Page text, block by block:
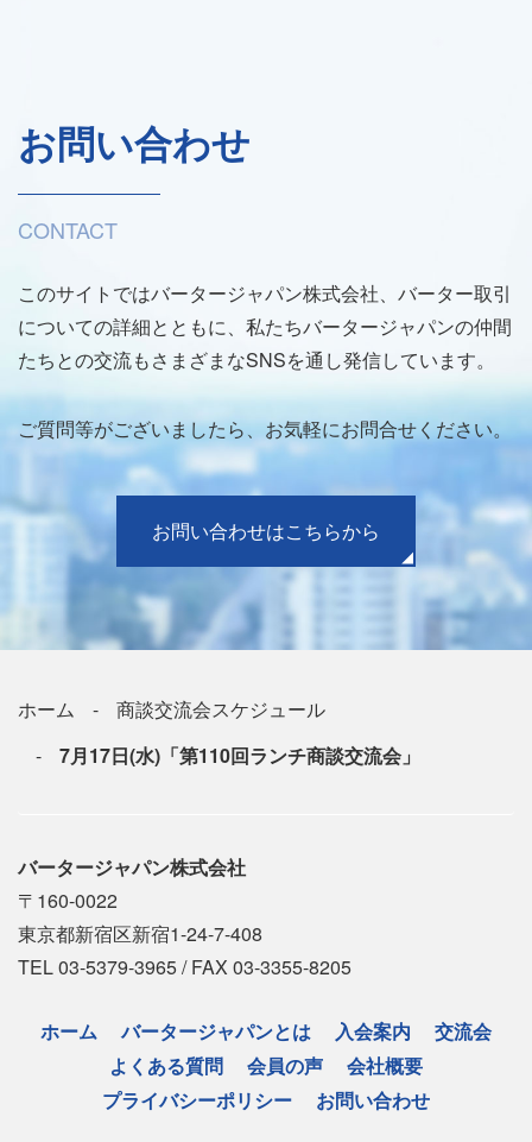
お問い合わせ
CONTACT
このサイトではバータージャパン株式会社、バーター取引
についての詳細とともに、私たちバータージャパンの仲間
たちとの交流もさまざまなSNSを通し発信しています。
ご質問等がございましたら、お気軽にお問合せください。
お問い合わせはこちらから
ホーム
商談交流会スケジュール
7月17日(水)「第110回ランチ商談交流会」
バータージャパン株式会社
〒160-0022
東京都新宿区新宿1-24-7-408
TEL 03-5379-3965 / FAX 03-3355-8205
ホーム バータージャパンとは 入会案内
交流会
よくある質問
会員の声
会社概要
プライバシーポリシー
お問い合わせ